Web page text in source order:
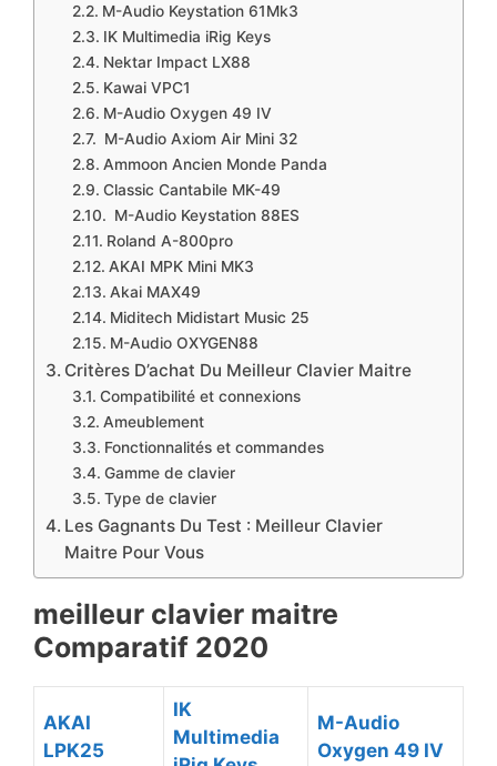
​M-Audio Keystation 61Mk3
​​IK Multimedia iRig Keys
​Nektar Impact LX88
​Kawai VPC1
​M-Audio Oxygen 49 IV
​ M-Audio Axiom Air Mini 32
​Ammoon Ancien Monde Panda
​​Classic Cantabile MK-49
​ M-Audio Keystation 88ES
​Roland A-800pro
​AKAI MPK Mini MK3
​Akai MAX49
​​Miditech Midistart Music 25
M-Audio OXYGEN88
​Critères D’achat Du Meilleur Clavier Maitre
​Compatibilité et connexions
​Ameublement
​Fonctionnalités et commandes
Gamme de clavier
​Type de clavier
​Les Gagnants Du Test : Meilleur Clavier
Maitre Pour Vous
​meilleur clavier maitre
Comparatif 2020
​AKAI
LPK25
IK
Multimedia
​M-Audio
Oxygen 49 IV